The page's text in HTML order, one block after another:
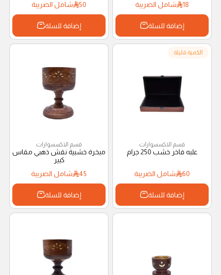
18
شامل الضريبة
إضافة للسلة
50
شامل الضريبة
إضافة للسلة
الكمية قليلة
قسم الاكسسوارات
علبه فاخر خشب 250 جرام
60 شامل الضريبة
إضافة للسلة
قسم الاكسسوارات
مبخرة خشبية نقش ذهبي مقاس
كبير
45
شامل الضريبة
إضافة للسلة